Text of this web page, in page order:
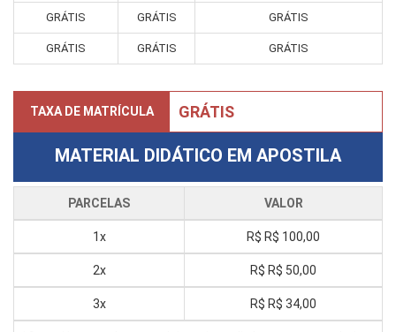
GRÁTIS GRÁTIS GRÁTIS
GRÁTIS GRÁTIS GRÁTIS
TAXA DE MATRÍCULA GRÁTIS
MATERIAL DIDÁTICO EM APOSTILA
PARCELAS VALOR
1x R$ R$ 100,00
2x R$ R$ 50,00
3x R$ R$ 34,00